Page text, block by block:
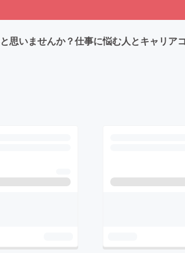
思いませんか？仕事に悩む人とキャリア